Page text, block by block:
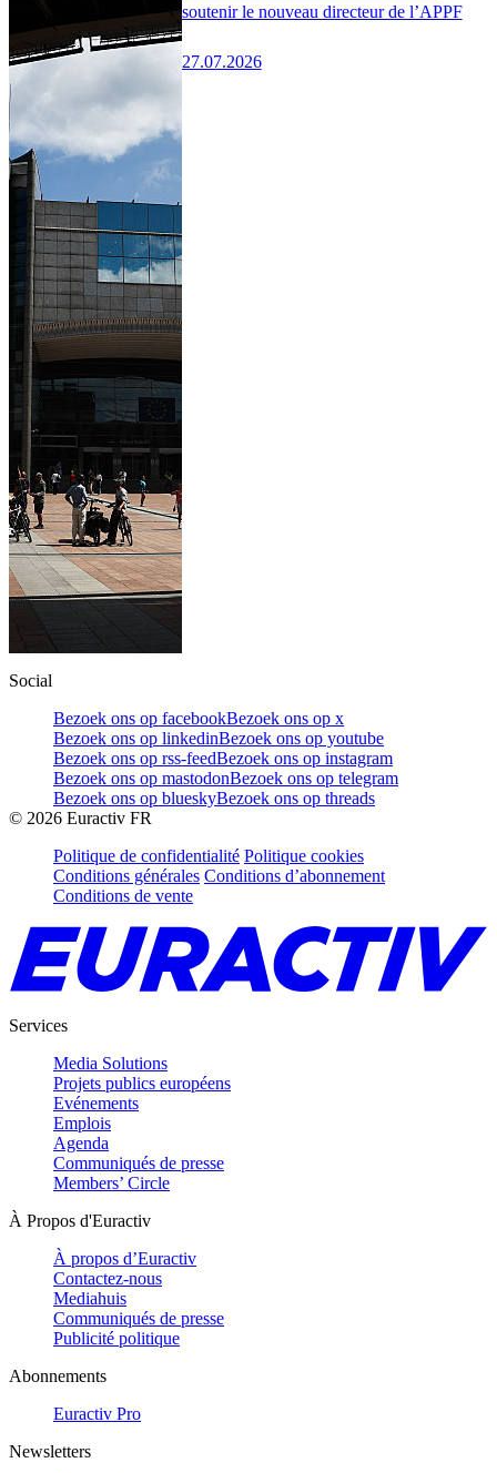
soutenir le nouveau directeur de l’APPF
27.07.2026
Social
Bezoek ons op facebookBezoek ons op x
Bezoek ons op linkedinBezoek ons op youtube
Bezoek ons op rss-feedBezoek ons op instagram
Bezoek ons op mastodonBezoek ons op telegram
Bezoek ons op blueskyBezoek ons op threads
© 2026 Euractiv FR
Politique de confidentialité Politique cookies
Conditions générales Conditions d’abonnement
Conditions de vente
Services
Media Solutions
Projets publics européens
Evénements
Emplois
Agenda
Communiqués de presse
Members’ Circle
À Propos d'Euractiv
À propos d’Euractiv
Contactez-nous
Mediahuis
Communiqués de presse
Publicité politique
Abonnements
Euractiv Pro
Newsletters